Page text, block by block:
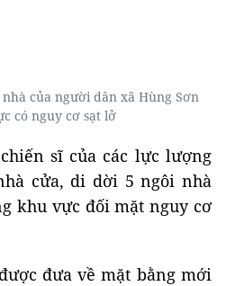
của người dân xã Hùng Sơn
có nguy cơ sạt lở
sĩ của các lực lượng
cửa, di dời 5 ngôi nhà
khu vực đối mặt nguy cơ
đưa về mặt bằng mới